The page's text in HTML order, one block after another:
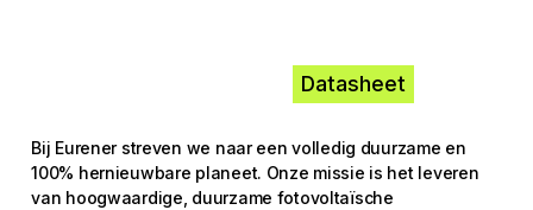
Datasheet
Bij Eurener streven we naar een volledig duurzame en
100% hernieuwbare planeet. Onze missie is het leveren
van hoogwaardige, duurzame fotovoltaïsche